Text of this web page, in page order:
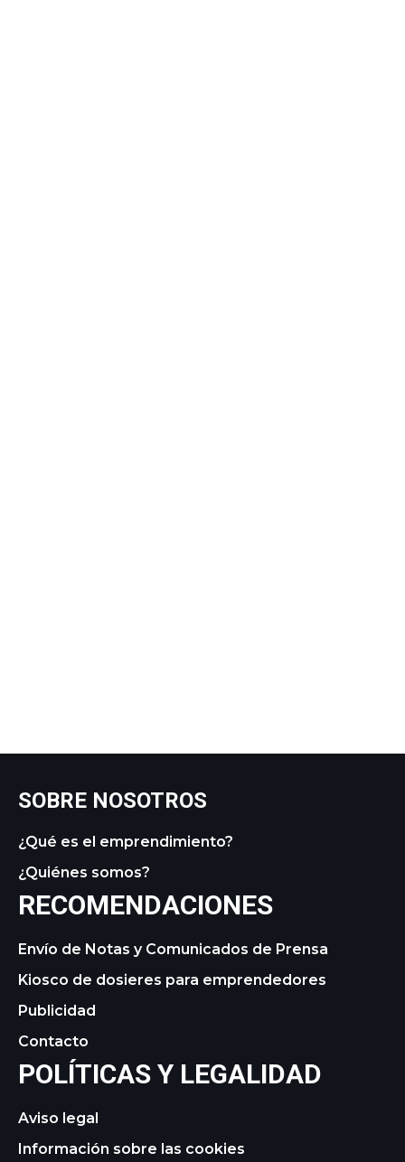
SOBRE NOSOTROS
¿Qué es el emprendimiento?
¿Quiénes somos?
RECOMENDACIONES
Envío de Notas y Comunicados de Prensa
Kiosco de dosieres para emprendedores
Publicidad
Contacto
POLÍTICAS Y LEGALIDAD
Aviso legal
Información sobre las cookies